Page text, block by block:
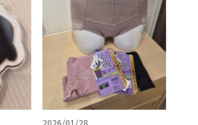
2026/01/28